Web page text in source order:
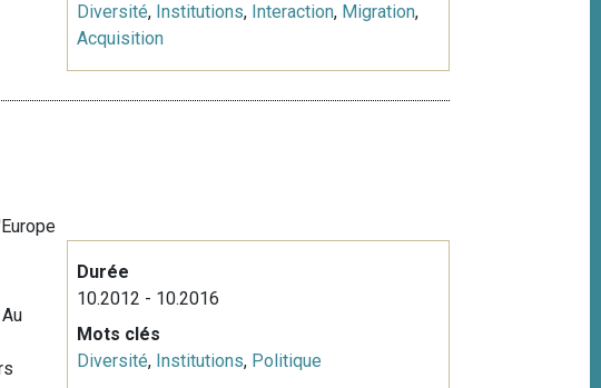
Diversité, Institutions, Interaction, Migration,
Acquisition
Durée
10.2012 - 10.2016
Mots clés
Diversité, Institutions, Politique